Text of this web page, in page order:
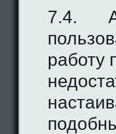
7.4.
работу